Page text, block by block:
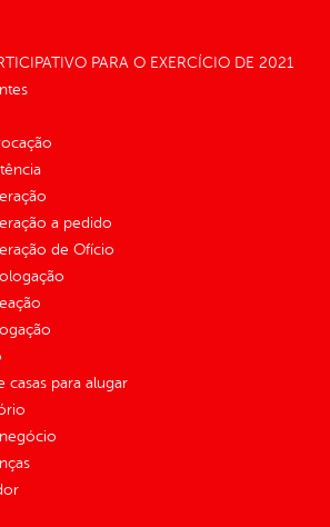
PARA O EXERCÍCIO DE 2021
a pedido
de Ofício
casas para alugar